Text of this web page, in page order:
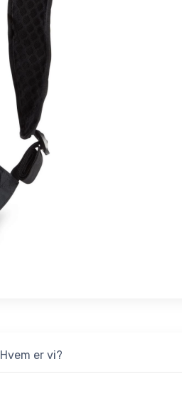
Hvem er vi?